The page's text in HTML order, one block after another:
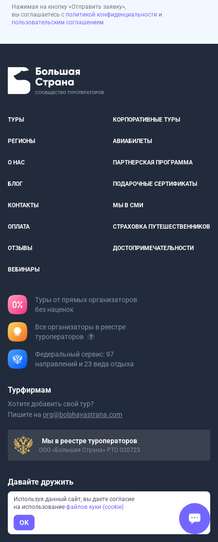
Нажимая на кнопку «Отправить заявку»,
вы соглашаетесь с политикой конфиденциальности и
пользовательским соглашением
ТУРЫ КОРПОРАТИВНЫЕ ТУРЫ
РЕГИОНЫ АВИАБИЛЕТЫ
О НАС ПАРТНЕРСКАЯ ПРОГРАММА
БЛОГ ПОДАРОЧНЫЕ СЕРТИФИКАТЫ
КОНТАКТЫ МЫ В СМИ
ОПЛАТА СТРАХОВКА ПУТЕШЕСТВЕННИКОВ
ОТЗЫВЫ ДОСТОПРИМЕЧАТЕЛЬНОСТИ
ВЕБИНАРЫ
Туры от прямых организаторов
без наценок
Все организаторы в реестре
туроператоров
Федеральный сервис: 97
направлений и 23 вида отдыха
Турфирмам
Хотите добавить свой тур?
Пишите на org@bolshayastrana.com
Мы в реестре туроператоров
ООО «Большая Страна» РТО 020723
Давайте дружить
Вдохновляем на путешествияпо России
Используя данный сайт, вы даете согласие
на использование файлов куки (cookie)
OK